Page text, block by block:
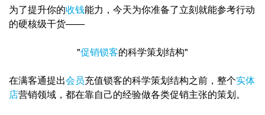
为了提升你的收钱能力，今天为你准备了立刻就能参考行动
的硬核级干货——
"促销锁客的科学策划结构"
在满客通提出会员充值锁客的科学策划结构之前，整个实体
店营销领域，都在靠自己的经验做各类促销主张的策划。